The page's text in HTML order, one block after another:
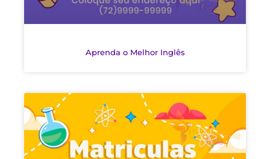
Aprenda o Melhor Inglês